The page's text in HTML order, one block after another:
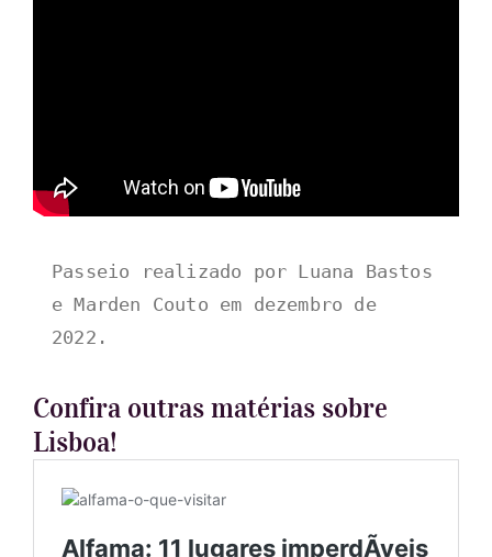
Passeio realizado por Luana Bastos
e Marden Couto em dezembro de
2022.
Confira outras matérias sobre
Lisboa!